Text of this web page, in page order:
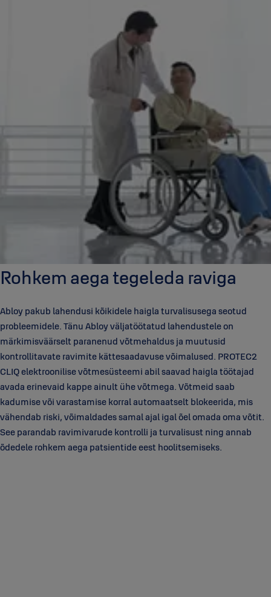
Rohkem aega tegeleda raviga
Abloy pakub lahendusi kõikidele haigla turvalisusega seotud
probleemidele. Tänu Abloy väljatöötatud lahendustele on
märkimisväärselt paranenud võtmehaldus ja muutusid
kontrollitavate ravimite kättesaadavuse võimalused. PROTEC2
CLIQ elektroonilise võtmesüsteemi abil saavad haigla töötajad
avada erinevaid kappe ainult ühe võtmega. Võtmeid saab
kadumise või varastamise korral automaatselt blokeerida, mis
vähendab riski, võimaldades samal ajal igal õel omada oma võtit.
See parandab ravimivarude kontrolli ja turvalisust ning annab
õdedele rohkem aega patsientide eest hoolitsemiseks.